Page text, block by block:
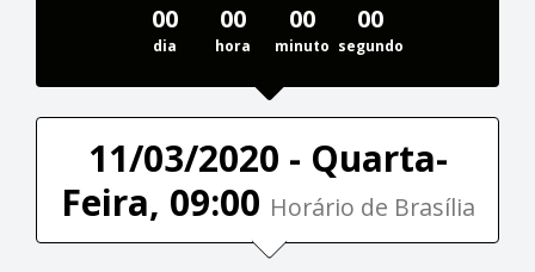
00
dia
00
hora
00
minuto
00
segundo
11/03/2020 - Quarta-
Feira, 09:00 Horário de Brasília